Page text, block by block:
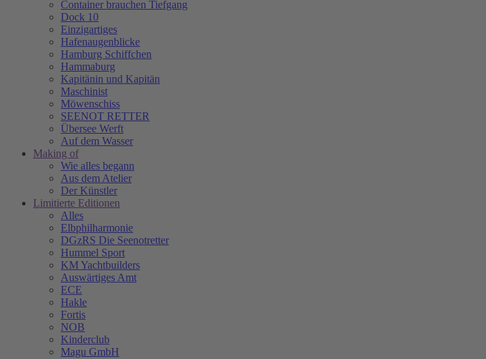
Container brauchen Tiefgang
Dock 10
Einzigartiges
Hafenaugen­blicke
Hamburg Schiffchen
Hammaburg
Kapitänin und Kapitän
Maschinist
Möwenschiss
SEENOT RETTER
Übersee Werft
Auf dem Wasser
Making of
Wie alles begann
Aus dem Atelier
Der Künstler
Limitierte Editionen
Alles
Elbphilharmonie
DGzRS Die Seenotretter
Hummel Sport
KM Yachtbuilders
Auswärtiges Amt
ECE
Hakle
Fortis
NOB
Kinderclub
Magu GmbH